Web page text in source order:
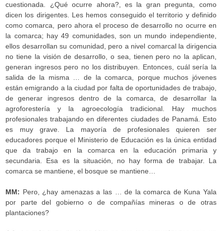
cuestionada. ¿Qué ocurre ahora?, es la gran pregunta, como
dicen los dirigentes. Les hemos conseguido el territorio y definido
como comarca, pero ahora el proceso de desarrollo no ocurre en
la comarca; hay 49 comunidades, son un mundo independiente,
ellos desarrollan su comunidad, pero a nivel comarcal la dirigencia
no tiene la visión de desarrollo, o sea, tienen pero no la aplican,
generan ingresos pero no los distribuyen. Entonces, cuál sería la
salida de la misma … de la comarca, porque muchos jóvenes
están emigrando a la ciudad por falta de oportunidades de trabajo,
de generar ingresos dentro de la comarca, de desarrollar la
agroforestería y la agroecología tradicional. Hay muchos
profesionales trabajando en diferentes ciudades de Panamá. Esto
es muy grave. La mayoría de profesionales quieren ser
educadores porque el Ministerio de Educación es la única entidad
que da trabajo en la comarca en la educación primaria y
secundaria. Esa es la situación, no hay forma de trabajar. La
comarca se mantiene, el bosque se mantiene…
MM: Pero, ¿hay amenazas a las … de la comarca de Kuna Yala
por parte del gobierno o de compañías mineras o de otras
plantaciones?